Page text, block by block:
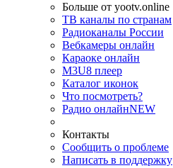
Больше от yootv.online
ТВ каналы по странам
Радиоканалы России
Вебкамеры онлайн
Караоке онлайн
M3U8 плеер
Каталог иконок
Что посмотреть?
Радио онлайнNEW
Контакты
Сообщить о проблеме
Написать в поддержку